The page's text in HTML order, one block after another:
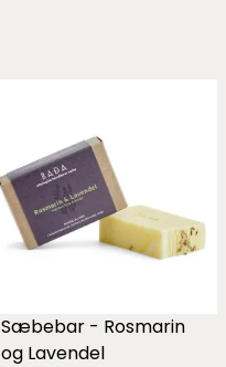
Sæbebar - Rosmarin
og Lavendel